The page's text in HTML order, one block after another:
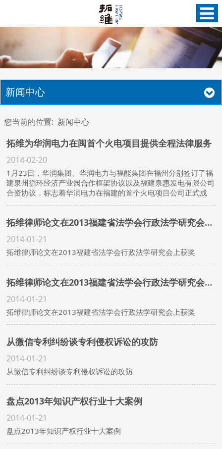
新闻中心
您当前的位置: 新闻中心
拓维为华润电力在闽首个火电项目提供全程法律服务
2014-02-20
1月23日，华润集团、华润电力与福能集团在福州分别签订了福
建泉州循环经济产业园合作框架协议以及福建泉惠发电有限公司
合资协议，标志着华润电力在福建的首个火电项目公司正式成
拓维律师论文在2013福建省法学会行政法学研究会上获奖
2014-01-21
拓维律师论文在2013福建省法学会行政法学研究会上获奖
拓维律师论文在2013福建省法学会行政法学研究会上获奖
2014-01-21
拓维律师论文在2013福建省法学会行政法学研究会上获奖
从微信专利纠纷谈专利侵权诉讼的攻防
2014-01-21
从微信专利纠纷谈专利侵权诉讼的攻防
盘点2013年知识产权行业十大案例
2014-01-21
盘点2013年知识产权行业十大案例